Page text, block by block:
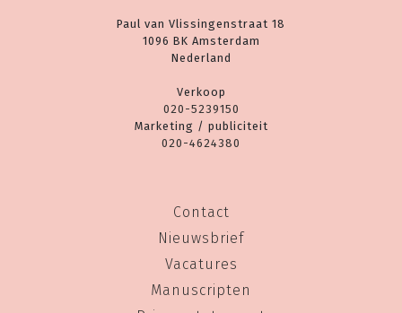
Paul van Vlissingenstraat 18
1096 BK Amsterdam
Nederland
Verkoop
020-5239150
Marketing / publiciteit
020-4624380
Contact
Nieuwsbrief
Vacatures
Manuscripten